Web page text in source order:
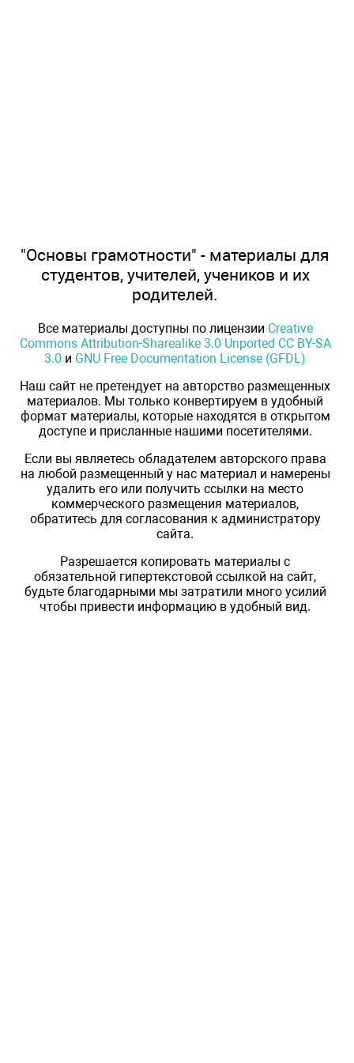
"Основы грамотности" - материалы для
студентов, учителей, учеников и их
родителей.
Все материалы доступны по лицензии Creative
Commons Attribution-Sharealike 3.0 Unported CC BY-SA
3.0 и GNU Free Documentation License (GFDL)
Наш сайт не претендует на авторство размещенных
материалов. Мы только конвертируем в удобный
формат материалы, которые находятся в открытом
доступе и присланные нашими посетителями.
Если вы являетесь обладателем авторского права
на любой размещенный у нас материал и намерены
удалить его или получить ссылки на место
коммерческого размещения материалов,
обратитесь для согласования к администратору
сайта.
Разрешается копировать материалы с
обязательной гипертекстовой ссылкой на сайт,
будьте благодарными мы затратили много усилий
чтобы привести информацию в удобный вид.